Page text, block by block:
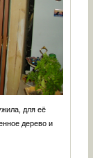
для её
дерево и